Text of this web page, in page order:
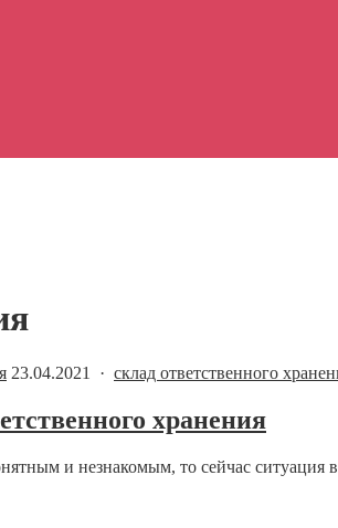
23.04.2021 · склад ответственного
хранения
и незнакомым, то сейчас ситуация